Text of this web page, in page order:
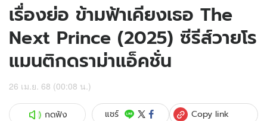
เรื่องย่อ ข้ามฟ้าเคียงเธอ The
Next Prince (2025) ซีรีส์วายโร
แมนติกดราม่าแอ็คชั่น
26 เม.ย. 68 (00:08 น.)
กดฟัง แชร์ Copy link